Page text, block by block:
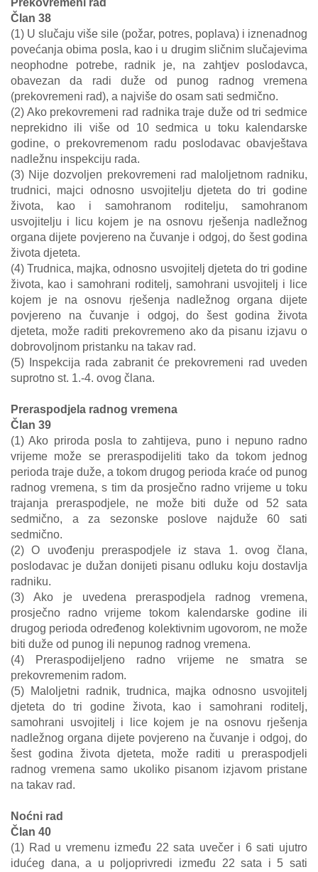
Prekovremeni rad
Član 38
(1) U slučaju više sile (požar, potres, poplava) i iznenadnog
povećanja obima posla, kao i u drugim sličnim slučajevima
neophodne potrebe, radnik je, na zahtjev poslodavca,
obavezan da radi duže od punog radnog vremena
(prekovremeni rad), a najviše do osam sati sedmično.
(2) Ako prekovremeni rad radnika traje duže od tri sedmice
neprekidno ili više od 10 sedmica u toku kalendarske
godine, o prekovremenom radu poslodavac obavještava
nadležnu inspekciju rada.
(3) Nije dozvoljen prekovremeni rad maloljetnom radniku,
trudnici, majci odnosno usvojitelju djeteta do tri godine
života, kao i samohranom roditelju, samohranom
usvojitelju i licu kojem je na osnovu rješenja nadležnog
organa dijete povjereno na čuvanje i odgoj, do šest godina
života djeteta.
(4) Trudnica, majka, odnosno usvojitelj djeteta do tri godine
života, kao i samohrani roditelj, samohrani usvojitelj i lice
kojem je na osnovu rješenja nadležnog organa dijete
povjereno na čuvanje i odgoj, do šest godina života
djeteta, može raditi prekovremeno ako da pisanu izjavu o
dobrovoljnom pristanku na takav rad.
(5) Inspekcija rada zabranit će prekovremeni rad uveden
suprotno st. 1.-4. ovog člana.
Preraspodjela radnog vremena
Član 39
(1) Ako priroda posla to zahtijeva, puno i nepuno radno
vrijeme može se preraspodijeliti tako da tokom jednog
perioda traje duže, a tokom drugog perioda kraće od punog
radnog vremena, s tim da prosječno radno vrijeme u toku
trajanja preraspodjele, ne može biti duže od 52 sata
sedmično, a za sezonske poslove najduže 60 sati
sedmično.
(2) O uvođenju preraspodjele iz stava 1. ovog člana,
poslodavac je dužan donijeti pisanu odluku koju dostavlja
radniku.
(3) Ako je uvedena preraspodjela radnog vremena,
prosječno radno vrijeme tokom kalendarske godine ili
drugog perioda određenog kolektivnim ugovorom, ne može
biti duže od punog ili nepunog radnog vremena.
(4) Preraspodijeljeno radno vrijeme ne smatra se
prekovremenim radom.
(5) Maloljetni radnik, trudnica, majka odnosno usvojitelj
djeteta do tri godine života, kao i samohrani roditelj,
samohrani usvojitelj i lice kojem je na osnovu rješenja
nadležnog organa dijete povjereno na čuvanje i odgoj, do
šest godina života djeteta, može raditi u preraspodjeli
radnog vremena samo ukoliko pisanom izjavom pristane
na takav rad.
Noćni rad
Član 40
(1) Rad u vremenu između 22 sata uvečer i 6 sati ujutro
idućeg dana, a u poljoprivredi između 22 sata i 5 sati